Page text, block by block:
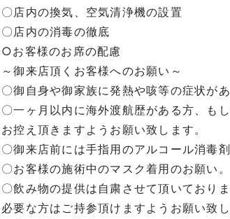
〇店内の換気、空気清浄機の設置
〇店内の消毒の徹底
○お客様のお席の配慮
～御来店頂くお客様へのお願い～
〇御自身や御家族に発熱や咳等の症状が
〇一ヶ月以内に海外渡航歴がある方、も
お控え頂きますようお願い致します。
〇御来店前には手指用のアルコール消毒
〇お客様の施術中のマスク着用のお願い。
〇飲み物の提供は自粛させて頂いておりま
必要な方はご持参頂けますようお願い致し